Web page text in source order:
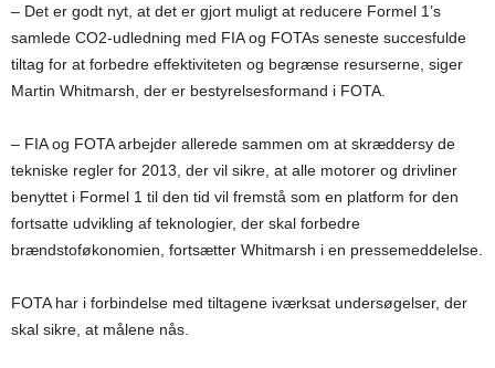
– Det er godt nyt, at det er gjort muligt at reducere Formel 1’s
samlede CO2-udledning med FIA og FOTAs seneste succesfulde
tiltag for at forbedre effektiviteten og begrænse resurserne, siger
Martin Whitmarsh, der er bestyrelsesformand i FOTA.
– FIA og FOTA arbejder allerede sammen om at skræddersy de
tekniske regler for 2013, der vil sikre, at alle motorer og drivliner
benyttet i Formel 1 til den tid vil fremstå som en platform for den
fortsatte udvikling af teknologier, der skal forbedre
brændstoføkonomien, fortsætter Whitmarsh i en pressemeddelelse.
FOTA har i forbindelse med tiltagene iværksat undersøgelser, der
skal sikre, at målene nås.